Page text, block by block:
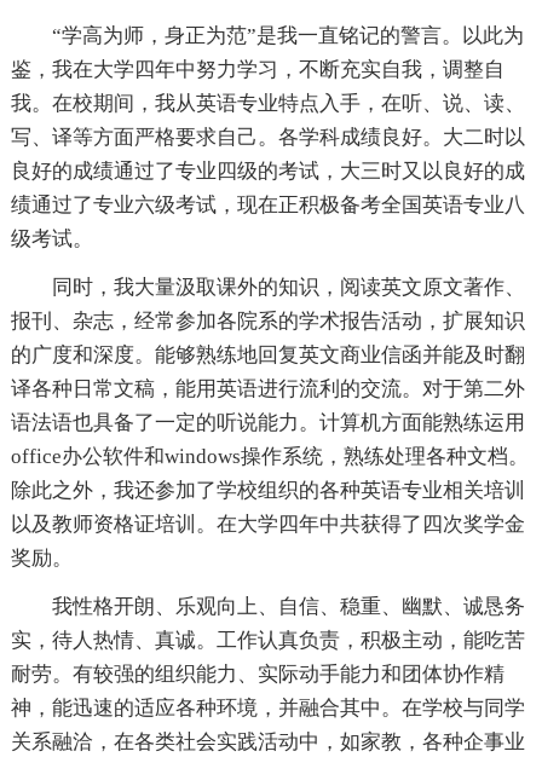
“学高为师，身正为范”是我一直铭记的警言。以此为
鉴，我在大学四年中努力学习，不断充实自我，调整自
我。在校期间，我从英语专业特点入手，在听、说、读、
写、译等方面严格要求自己。各学科成绩良好。大二时以
良好的成绩通过了专业四级的考试，大三时又以良好的成
绩通过了专业六级考试，现在正积极备考全国英语专业八
级考试。
同时，我大量汲取课外的知识，阅读英文原文著作、
报刊、杂志，经常参加各院系的学术报告活动，扩展知识
的广度和深度。能够熟练地回复英文商业信函并能及时翻
译各种日常文稿，能用英语进行流利的交流。对于第二外
语法语也具备了一定的听说能力。计算机方面能熟练运用
office办公软件和windows操作系统，熟练处理各种文档。
除此之外，我还参加了学校组织的各种英语专业相关培训
以及教师资格证培训。在大学四年中共获得了四次奖学金
奖励。
我性格开朗、乐观向上、自信、稳重、幽默、诚恳务
实，待人热情、真诚。工作认真负责，积极主动，能吃苦
耐劳。有较强的组织能力、实际动手能力和团体协作精
神，能迅速的适应各种环境，并融合其中。在学校与同学
关系融洽，在各类社会实践活动中，如家教，各种企事业